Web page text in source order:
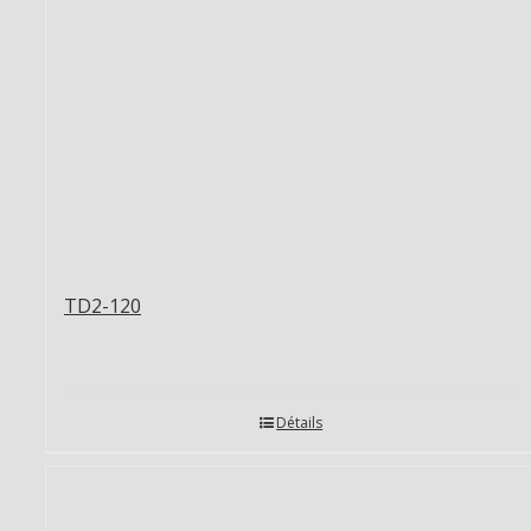
TD2-120
Détails